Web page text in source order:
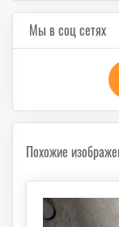
Мы в соц сетях
Похожие